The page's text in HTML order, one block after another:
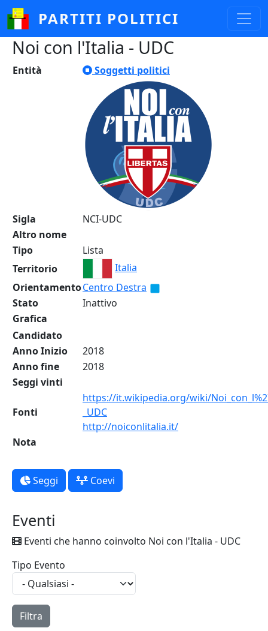
Salta al contenuto principale
PARTITI POLITICI
Noi con l'Italia - UDC
Entità Soggetti politici
Sigla
NCI-UDC
Altro nome
Tipo
Lista
Territorio
Italia
OrientamentoCentro Destra
Stato
Inattivo
Grafica
Candidato
Anno Inizio
2018
Anno fine
2018
Seggi vinti
Fonti
https://it.wikipedia.org/wiki/
_UDC
http://noiconlitalia.it/
Nota
Seggi Coevi
Eventi
Eventi che hanno coinvolto Noi con l'Italia - UDC
Tipo Evento